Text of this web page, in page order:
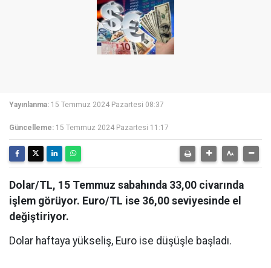
Yayınlanma: 15 Temmuz 2024 Pazartesi 08:37
Güncelleme: 15 Temmuz 2024 Pazartesi 11:17
Dolar/TL, 15 Temmuz sabahında 33,00 civarında
işlem görüyor. Euro/TL ise 36,00 seviyesinde el
değiştiriyor.
Dolar haftaya yükseliş, Euro ise düşüşle başladı.